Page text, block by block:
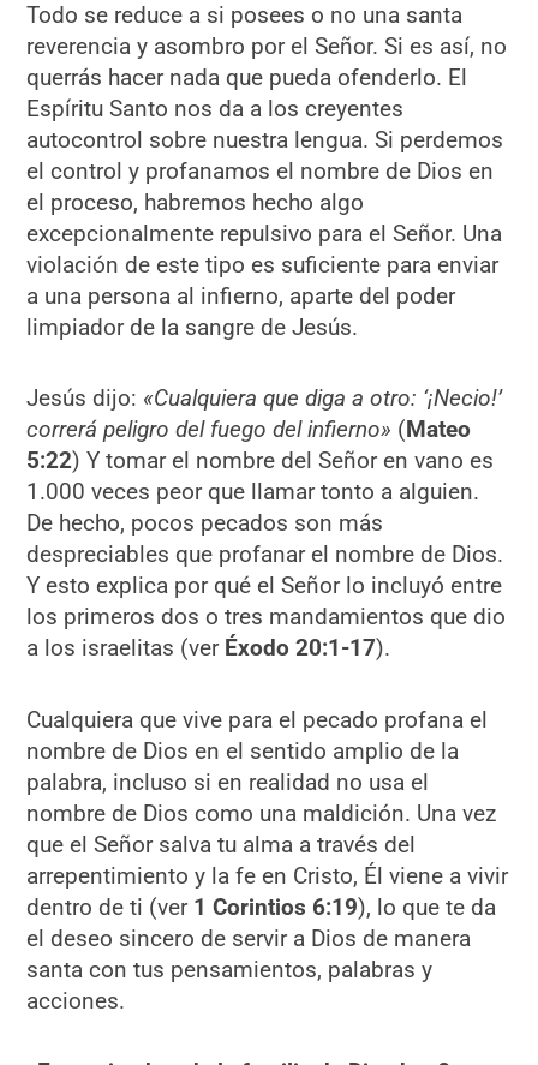
Todo se reduce a si posees o no una santa
reverencia y asombro por el Señor. Si es así, no
querrás hacer nada que pueda ofenderlo. El
Espíritu Santo nos da a los creyentes
autocontrol sobre nuestra lengua. Si perdemos
el control y profanamos el nombre de Dios en
el proceso, habremos hecho algo
excepcionalmente repulsivo para el Señor. Una
violación de este tipo es suficiente para enviar
a una persona al infierno, aparte del poder
limpiador de la sangre de Jesús.
Jesús dijo: «Cualquiera que diga a otro: ‘¡Necio!’
correrá peligro del fuego del infierno» (Mateo
5:22) Y tomar el nombre del Señor en vano es
1.000 veces peor que llamar tonto a alguien.
De hecho, pocos pecados son más
despreciables que profanar el nombre de Dios.
Y esto explica por qué el Señor lo incluyó entre
los primeros dos o tres mandamientos que dio
a los israelitas (ver Éxodo 20:1-17).
Cualquiera que vive para el pecado profana el
nombre de Dios en el sentido amplio de la
palabra, incluso si en realidad no usa el
nombre de Dios como una maldición. Una vez
que el Señor salva tu alma a través del
arrepentimiento y la fe en Cristo, Él viene a vivir
dentro de ti (ver 1 Corintios 6:19), lo que te da
el deseo sincero de servir a Dios de manera
santa con tus pensamientos, palabras y
acciones.